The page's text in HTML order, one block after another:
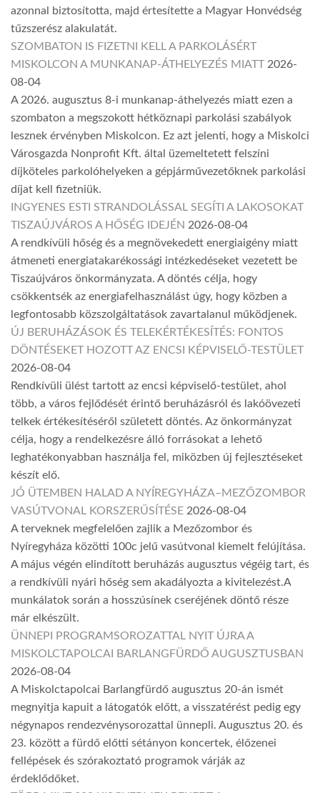
azonnal biztosította, majd értesítette a Magyar Honvédség
tűzszerész alakulatát.
SZOMBATON IS FIZETNI KELL A PARKOLÁSÉRT
MISKOLCON A MUNKANAP-ÁTHELYEZÉS MIATT 2026-
08-04
A 2026. augusztus 8-i munkanap-áthelyezés miatt ezen a
szombaton a megszokott hétköznapi parkolási szabályok
lesznek érvényben Miskolcon. Ez azt jelenti, hogy a Miskolci
Városgazda Nonprofit Kft. által üzemeltetett felszíni
díjköteles parkolóhelyeken a gépjárművezetőknek parkolási
díjat kell fizetniük.
INGYENES ESTI STRANDOLÁSSAL SEGÍTI A LAKOSOKAT
TISZAÚJVÁROS A HŐSÉG IDEJÉN 2026-08-04
A rendkívüli hőség és a megnövekedett energiaigény miatt
átmeneti energiatakarékossági intézkedéseket vezetett be
Tiszaújváros önkormányzata. A döntés célja, hogy
csökkentsék az energiafelhasználást úgy, hogy közben a
legfontosabb közszolgáltatások zavartalanul működjenek.
ÚJ BERUHÁZÁSOK ÉS TELEKÉRTÉKESÍTÉS: FONTOS
DÖNTÉSEKET HOZOTT AZ ENCSI KÉPVISELŐ-TESTÜLET
2026-08-04
Rendkívüli ülést tartott az encsi képviselő-testület, ahol
több, a város fejlődését érintő beruházásról és lakóövezeti
telkek értékesítéséről született döntés. Az önkormányzat
célja, hogy a rendelkezésre álló forrásokat a lehető
leghatékonyabban használja fel, miközben új fejlesztéseket
készít elő.
JÓ ÜTEMBEN HALAD A NYÍREGYHÁZA–MEZŐZOMBOR
VASÚTVONAL KORSZERŰSÍTÉSE 2026-08-04
A terveknek megfelelően zajlik a Mezőzombor és
Nyíregyháza közötti 100c jelű vasútvonal kiemelt felújítása.
A május végén elindított beruházás augusztus végéig tart, és
a rendkívüli nyári hőség sem akadályozta a kivitelezést.A
munkálatok során a hosszúsínek cseréjének döntő része
már elkészült.
ÜNNEPI PROGRAMSOROZATTAL NYIT ÚJRA A
MISKOLCTAPOLCAI BARLANGFÜRDŐ AUGUSZTUSBAN
2026-08-04
A Miskolctapolcai Barlangfürdő augusztus 20-án ismét
megnyitja kapuit a látogatók előtt, a visszatérést pedig egy
négynapos rendezvénysorozattal ünnepli. Augusztus 20. és
23. között a fürdő előtti sétányon koncertek, élőzenei
fellépések és szórakoztató programok várják az
érdeklődőket.